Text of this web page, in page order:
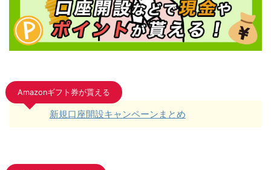
Amazonギフト券が貰える
新規口座開設キャンペーンまとめ